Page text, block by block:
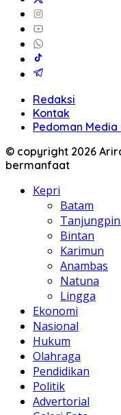
Redaksi
Kontak
Pedoman Media
© copyright 2026
bermanfaat
Kepri
Batam
Bintan
Karimun
Anambas
Natuna
Lingga
Ekonomi
Nasional
Hukum
Olahraga
Pendidikan
Politik
Advertorial